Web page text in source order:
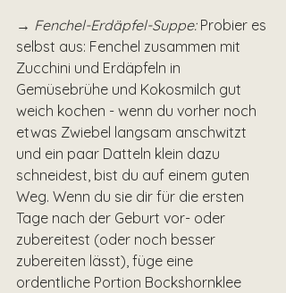
→ Fenchel-Erdäpfel-Suppe: Probier es
selbst aus: Fenchel zusammen mit
Zucchini und Erdäpfeln in
Gemüsebrühe und Kokosmilch gut
weich kochen - wenn du vorher noch
etwas Zwiebel langsam anschwitzt
und ein paar Datteln klein dazu
schneidest, bist du auf einem guten
Weg. Wenn du sie dir für die ersten
Tage nach der Geburt vor- oder
zubereitest (oder noch besser
zubereiten lässt), füge eine
ordentliche Portion Bockshornklee